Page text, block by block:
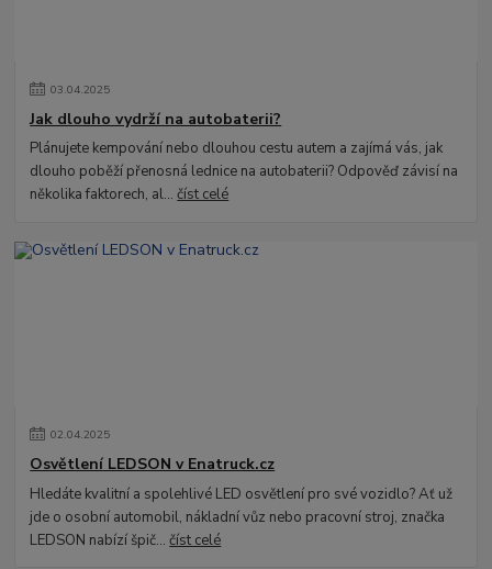
03.04.2025
Jak dlouho vydrží na autobaterii?
Plánujete kempování nebo dlouhou cestu autem a zajímá vás, jak
dlouho poběží přenosná lednice na autobaterii? Odpověď závisí na
několika faktorech, al...číst celé
02.04.2025
Osvětlení LEDSON v Enatruck.cz
Hledáte kvalitní a spolehlivé LED osvětlení pro své vozidlo? Ať už
jde o osobní automobil, nákladní vůz nebo pracovní stroj, značka
LEDSON nabízí špič...číst celé